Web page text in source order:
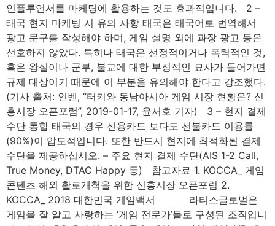
인플루언서를 마케팅에 활용하는 것도 효과적입니다. 2 –
태국 현지 마케팅 시 유의 사항 태국은 태국어로 번역해서
광고 문구를 작성해야 하며, 게임 설명 외에 과장 광고 등은
선호하지 않았다. 특히나 태국은 선정적이거나 폭력적인 것,
혹은 왕실이나 군부, 불교에 대한 부정적인 묘사가 들어가면
규제 대상이기 때문에 이 부분을 유의해야 한다고 강조했다.
(기사 출처: 인벤, “터키와 동남아시아 게임 시장 현황은? 신
흥시장 오픈포럼”, 2019-01-17, 윤서호 기자) 3 – 현지 결제
수단 통합 태국의 경우 신용카드 보다도 선불카드 이용률
(90%)이 압도적입니다. 또한 반드시 현지에 최적화된 결제
수단을 제공하십시오. – 주요 현지 결제 수단(AIS 1-2 Call,
True Money, DTAC Happy 등) 참고자료 1. KOCCA_ 게임
콘텐츠 해외 활로개척을 위한 신흥시장 오픈포럼 2.
KOCCA_ 2018 대한민국 게임백서 라티스글로벌은
게임을 잘 알고 사랑하는 ‘게임 전문가’들로 구성된 조직입니